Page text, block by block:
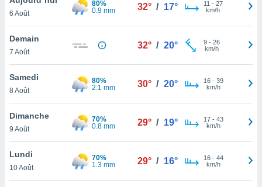
et
»,
au
vous
qu'ils
ou
le
ainsi
6 Août
80%
0.9 mm
32° / 17° 11 - 27
km/h
Demain
7 Août
32° / 20° 9- 26
km/h
Samedi
8 Août
80%
2.1 mm
30° / 20° 16- 39
km/h
Dimanche
9 Août
70%
0.8 mm
29° / 19° 17- 43
km/h
Lundi
10 Août
70%
1.3 mm
29° / 16° 16- 44
km/h